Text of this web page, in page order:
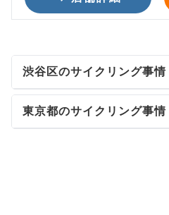
渋谷区のサイクリング事情
東京都のサイクリング事情